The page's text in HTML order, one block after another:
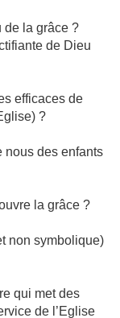
de la grâce ?
de Dieu
efficaces de
?
nous des enfants
la grâce ?
non symbolique)
qui met des
de l’Eglise